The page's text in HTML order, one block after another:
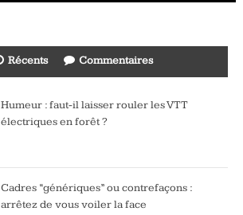
Récents Commentaires
Humeur : faut-il laisser rouler les VTT
électriques en forêt ?
Cadres “génériques” ou contrefaçons :
arrêtez de vous voiler la face